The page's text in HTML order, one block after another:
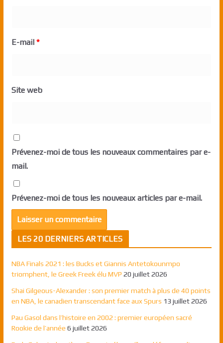
E-mail *
Site web
Prévenez-moi de tous les nouveaux commentaires par e-
mail.
Prévenez-moi de tous les nouveaux articles par e-mail.
LES 20 DERNIERS ARTICLES
NBA Finals 2021 : les Bucks et Giannis Antetokounmpo
triomphent, le Greek Freek élu MVP 20 juillet 2026
Shai Gilgeous-Alexander : son premier match à plus de 40 points
en NBA, le canadien transcendant face aux Spurs 13 juillet 2026
Pau Gasol dans l’histoire en 2002 : premier européen sacré
Rookie de l’année 6 juillet 2026